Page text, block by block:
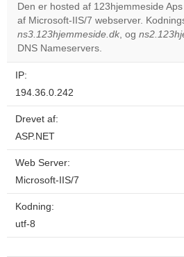
Den er hosted af 123hjemmeside
af Microsoft-IIS/7 webserver.
ns3.123hjemmeside.dk, og
DNS Nameservers.
IP:
194.36.0.242
Drevet af:
ASP.NET
Web Server:
Microsoft-IIS/7
Kodning:
utf-8